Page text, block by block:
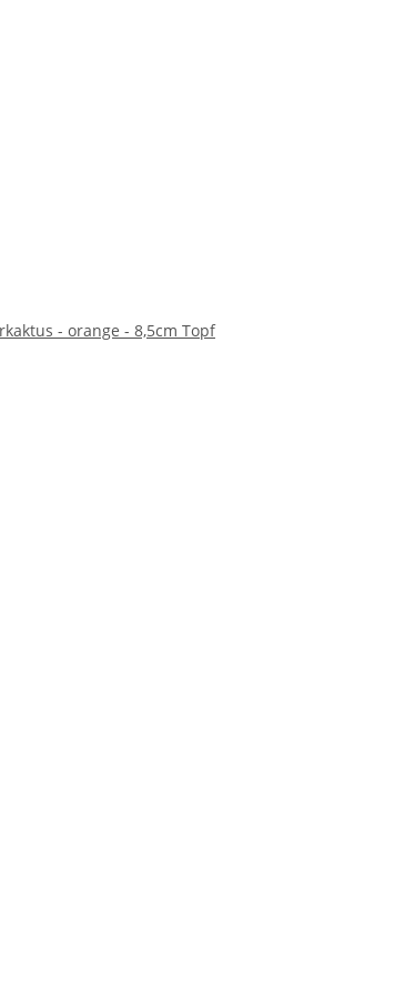
- orange - 8,5cm Topf